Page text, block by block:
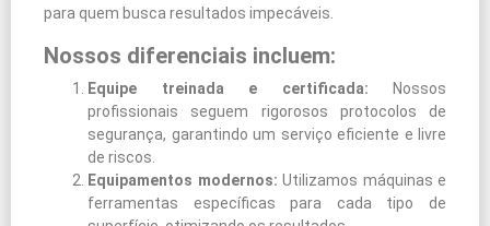
para quem busca resultados impecáveis.
Nossos diferenciais incluem:
Equipe treinada e certificada: Nossos
profissionais seguem rigorosos protocolos de
segurança, garantindo um serviço eficiente e livre
de riscos.
Equipamentos modernos: Utilizamos máquinas e
ferramentas específicas para cada tipo de